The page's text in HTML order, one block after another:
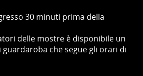
30 minuti prima della
delle mostre è disponibile un
guardaroba che segue gli orari di